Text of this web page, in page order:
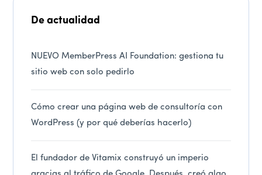
De actualidad
NUEVO MemberPress AI Foundation: gestiona tu
sitio web con solo pedirlo
Cómo crear una página web de consultoría con
WordPress (y por qué deberías hacerlo)
El fundador de Vitamix construyó un imperio